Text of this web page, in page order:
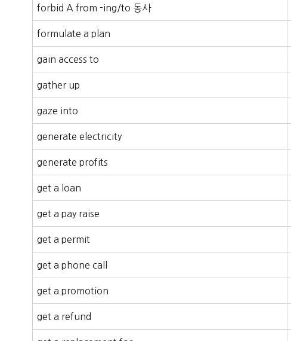
forbid A from -ing/to 동사
formulate a plan
gain access to
gather up
gaze into
generate electricity
generate profits
get a loan
get a pay raise
get a permit
get a phone call
get a promotion
get a refund